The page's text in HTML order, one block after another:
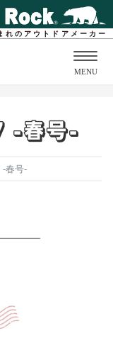
れのアウトドアメーカー
MENU
-春号-
-春号-